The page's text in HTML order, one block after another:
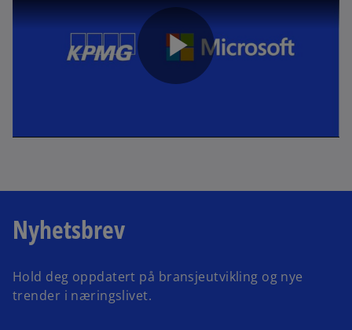
P
Nyhetsbrev
Hold deg oppdatert på bransjeutvikling og nye
trender i næringslivet.